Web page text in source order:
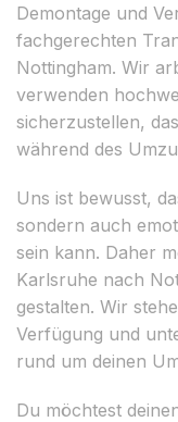
Demontage und
fachgerechten
Nottingham. Wir
verwenden
sicherzustellen,
während des
Uns ist bewusst,
sondern auch
sein kann. Daher
Karlsruhe nach
gestalten. Wir
Verfügung und
rund um deinen
Du möchtest